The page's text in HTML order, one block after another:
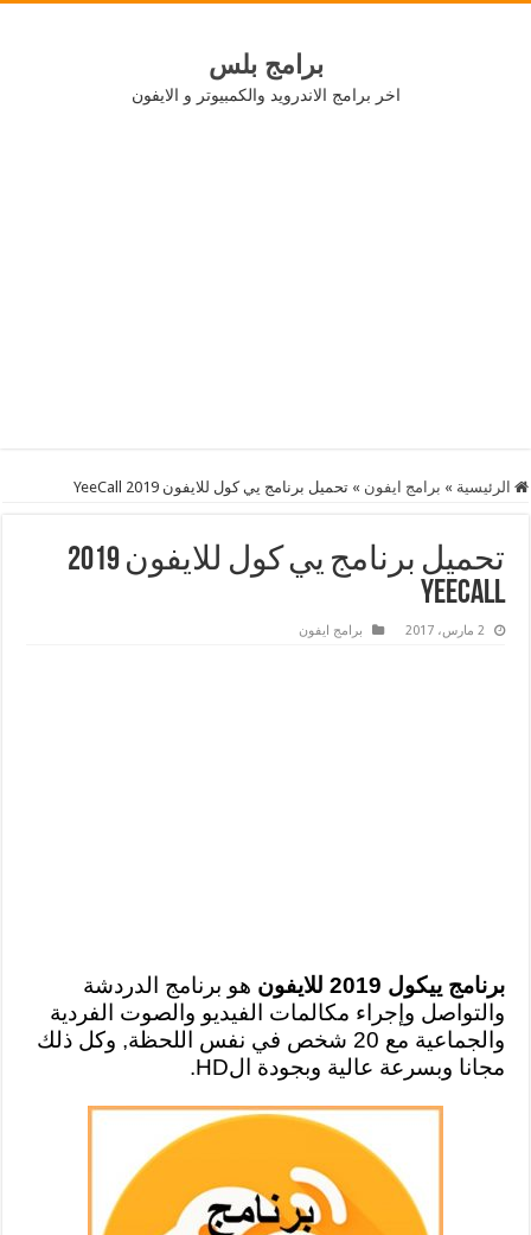
برامج بلس
اخر برامج الاندرويد والكمبيوتر و الايفون
الرئيسية » برامج ايفون » تحميل برنامج يي كول للايفون 2019 YeeCall
تحميل برنامج يي كول للايفون 2019
YeeCall
2 مارس، 2017 برامج ايفون
برنامج ييكول 2019 للايفون
هو برنامج الدردشة
والتواصل وإجراء مكالمات الفيديو والصوت الفردية
والجماعية مع 20 شخص في نفس اللحظة, وكل ذلك
مجانا وبسرعة عالية وبجودة الHD.